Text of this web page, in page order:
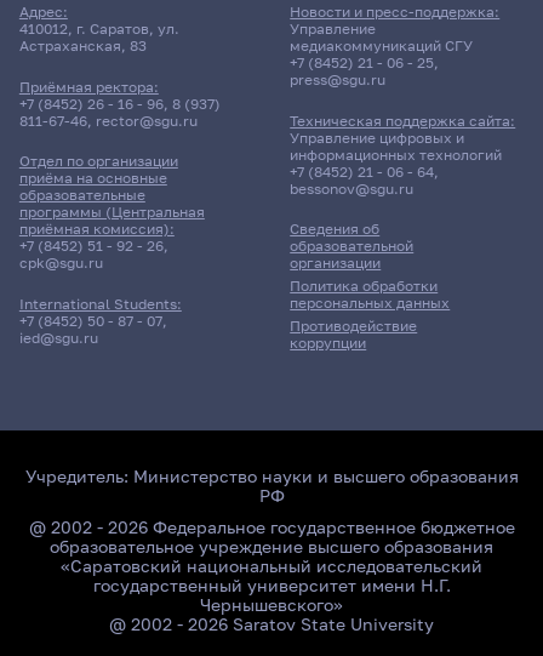
Адрес:
410012, г. Саратов, ул.
Астраханская, 83
Приёмная ректора:
+7 (8452) 26 - 16 - 96, 8 (937)
811-67-46, rector@sgu.ru
Отдел по организации
приёма на основные
образовательные
программы (Центральная
приёмная комиссия):
+7 (8452) 51 - 92 - 26,
cpk@sgu.ru
International Students:
+7 (8452) 50 - 87 - 07,
ied@sgu.ru
Сведения об
образовательной
организации
Политика обработки
персональных данных
Противодействие
коррупции
Новости и пресс-поддержка:
Управление
медиакоммуникаций СГУ
+7 (8452) 21 - 06 - 25,
press@sgu.ru
Техническая поддержка сайта:
Управление цифровых и
информационных технологий
+7 (8452) 21 - 06 - 64,
bessonov@sgu.ru
Учредитель: Министерство науки и высшего образования
РФ
@ 2002 - 2026 Федеральное государственное бюджетное
образовательное учреждение высшего образования
«Саратовский национальный исследовательский
государственный университет имени Н.Г.
Чернышевского»
@ 2002 - 2026 Saratov State University